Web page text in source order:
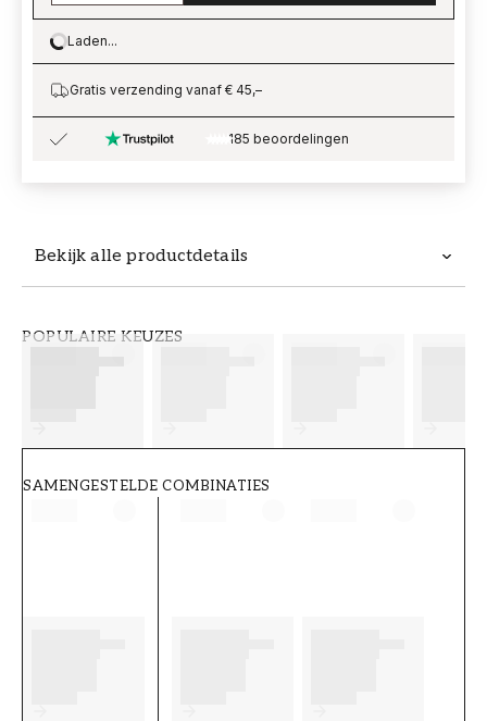
Bekijk alle productdetails
POPULAIRE KEUZES
SAMENGESTELDE COMBINATIES
Loading…
Laden...
Gratis verzending vanaf € 45,–
185 beoordelingen